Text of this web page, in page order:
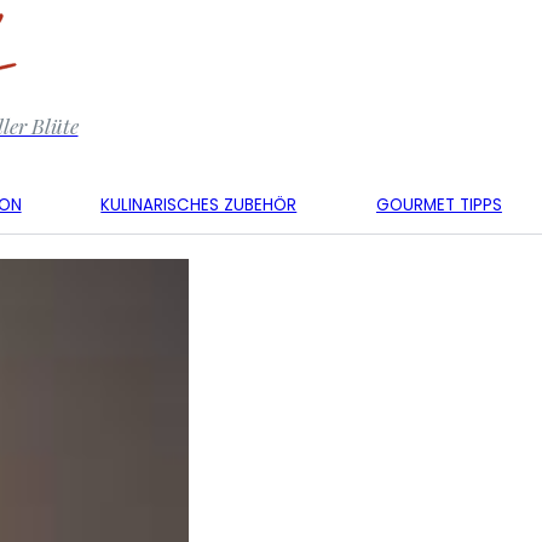
Blüte
KULINARISCHES ZUBEHÖR GOURMET TIPPS